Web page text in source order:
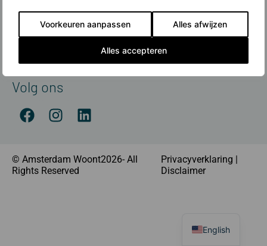
Voorkeuren aanpassen Alles afwijzen
Alles accepteren
Meer over nieuwbouw
Amsterdamse Nieuwbouwprijs
Volg ons
© Amsterdam Woont2026- All
Rights Reserved
Privacyverklaring
Disclaimer
English